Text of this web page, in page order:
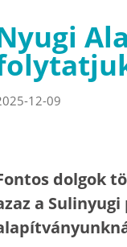
12-09
dolgok
a